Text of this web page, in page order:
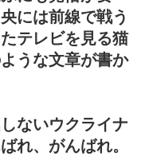
には前線で戦う
テレビを見る猫
うな文章が書か
ないウクライナ
れ、がんばれ。